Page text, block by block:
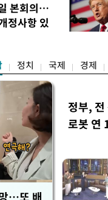
대비 5.12% 급
스피200을 기초
본회의…
정사항 있
정치 국제 경제
…또 배
정부,
로봇 연